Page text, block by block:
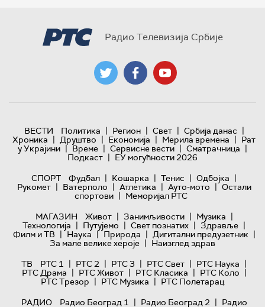
Радио Телевизија Србије
ВЕСТИ Политика | Регион | Свет | Србија данас |
Хроника | Друштво | Економија | Мерила времена | Рат
у Украјини | Време | Сервисне вести | Сматрачница |
Подкаст | ЕУ могућности 2026
СПОРТ
Фудбал | Кошарка | Тенис | Одбојка |
Рукомет | Ватерполо | Атлетика | Ауто-мото | Остали
спортови | Меморијал РТС
МАГАЗИН
Живот | Занимљивости | Музика |
Технологијa | Путујемо | Свет познатих | Здравље |
Филм и ТВ | Наука | Природа | Дигитални предузетник |
За мале велике хероје | Наизглед здрав
ТВ
РТС 1 | РТС 2 | РТС 3 | РТС Свет | РТС Наука |
РТС Драма | РТС Живот | РТС Класика | РТС Коло |
РТС Трезор | РТС Музика | РТС Полетарац
РАДИО
Радио Београд 1 | Радио Београд 2 | Радио